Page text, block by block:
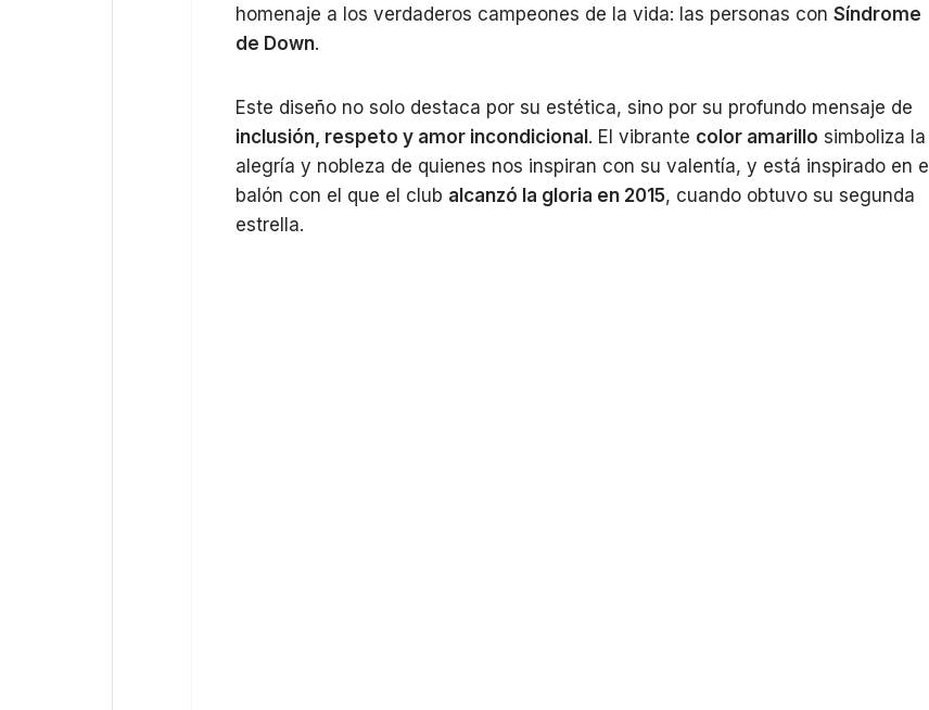
Liga
Fútbol
Internacional
homenaje a los verdaderos campeones de la vida: las personas con Síndrome
de Down.
Este diseño no solo destaca por su estética, sino por su profundo mensaje de
inclusión, respeto y amor incondicional . El vibrante color amarillo simboliza la
alegría y nobleza de quienes nos inspiran con su valentía, y está inspirado en el
balón con el que el club alcanzó la gloria en 2015, cuando obtuvo su segunda
estrella.